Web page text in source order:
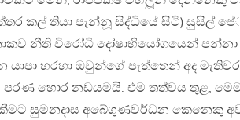
කල් තියා පැන්නූ සිද්ධියේ සිටි) සුසිල්
නීති විරෝධී දෝෂාභියෝගයෙන්
යාපා හරහා ඔවුන්ගේ පැත්තෙන් අද
පරණ හොර නඩයමයි. එම තත්වය තුළ,
සුමනදාස අබේගුණවර්ධන කෙනෙකු